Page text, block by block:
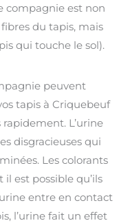
compagnie est non
du tapis, mais
qui touche le sol).
peuvent
tapis à Criquebeuf
rapidement. L’urine
disgracieuses qui
Les colorants
est possible qu’ils
entre en contact
l’urine fait un effet